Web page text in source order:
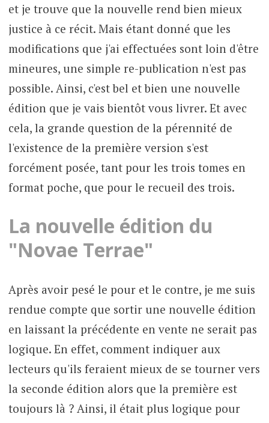
et je trouve que la nouvelle rend bien mieux
justice à ce récit. Mais étant donné que les
modifications que j'ai effectuées sont loin d'être
mineures, une simple re-publication n'est pas
possible. Ainsi, c'est bel et bien une nouvelle
édition que je vais bientôt vous livrer. Et avec
cela, la grande question de la pérennité de
l'existence de la première version s'est
forcément posée, tant pour les trois tomes en
format poche, que pour le recueil des trois.
La nouvelle édition du
"Novae Terrae"
Après avoir pesé le pour et le contre, je me suis
rendue compte que sortir une nouvelle édition
en laissant la précédente en vente ne serait pas
logique. En effet, comment indiquer aux
lecteurs qu'ils feraient mieux de se tourner vers
la seconde édition alors que la première est
toujours là ? Ainsi, il était plus logique pour